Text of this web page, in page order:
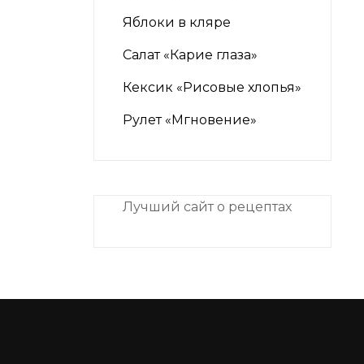
Яблоки в кляре
Салат «Карие глаза»
Кексик «Рисовые хлопья»
Рулет «Мгновение»
Лучший сайт о рецептах